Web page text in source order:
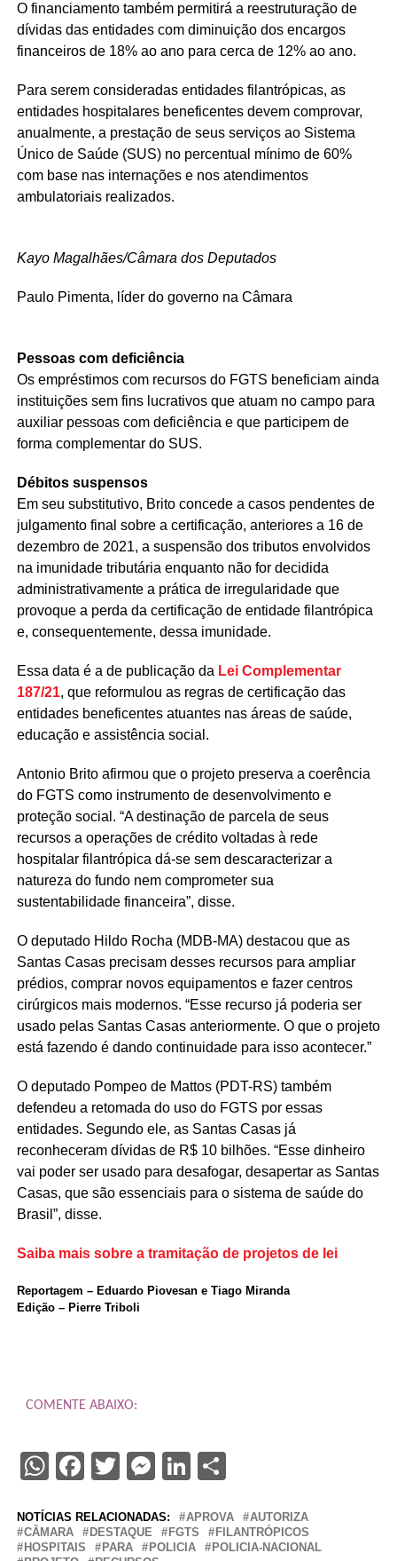
O financiamento também permitirá a reestruturação de
dívidas das entidades com diminuição dos encargos
financeiros de 18% ao ano para cerca de 12% ao ano.
Para serem consideradas entidades filantrópicas, as
entidades hospitalares beneficentes devem comprovar,
anualmente, a prestação de seus serviços ao Sistema
Único de Saúde (SUS) no percentual mínimo de 60%
com base nas internações e nos atendimentos
ambulatoriais realizados.
Kayo Magalhães/Câmara dos Deputados
Paulo Pimenta, líder do governo na Câmara
Pessoas com deficiência
Os empréstimos com recursos do FGTS beneficiam ainda
instituições sem fins lucrativos que atuam no campo para
auxiliar pessoas com deficiência e que participem de
forma complementar do SUS.
Débitos suspensos
Em seu substitutivo, Brito concede a casos pendentes de
julgamento final sobre a certificação, anteriores a 16 de
dezembro de 2021, a suspensão dos tributos envolvidos
na imunidade tributária enquanto não for decidida
administrativamente a prática de irregularidade que
provoque a perda da certificação de entidade filantrópica
e, consequentemente, dessa imunidade.
Essa data é a de publicação da Lei Complementar
187/21, que reformulou as regras de certificação das
entidades beneficentes atuantes nas áreas de saúde,
educação e assistência social.
Antonio Brito afirmou que o projeto preserva a coerência
do FGTS como instrumento de desenvolvimento e
proteção social. “A destinação de parcela de seus
recursos a operações de crédito voltadas à rede
hospitalar filantrópica dá-se sem descaracterizar a
natureza do fundo nem comprometer sua
sustentabilidade financeira”, disse.
O deputado Hildo Rocha (MDB-MA) destacou que as
Santas Casas precisam desses recursos para ampliar
prédios, comprar novos equipamentos e fazer centros
cirúrgicos mais modernos. “Esse recurso já poderia ser
usado pelas Santas Casas anteriormente. O que o projeto
está fazendo é dando continuidade para isso acontecer.”
O deputado Pompeo de Mattos (PDT-RS) também
defendeu a retomada do uso do FGTS por essas
entidades. Segundo ele, as Santas Casas já
reconheceram dívidas de R$ 10 bilhões. “Esse dinheiro
vai poder ser usado para desafogar, desapertar as Santas
Casas, que são essenciais para o sistema de saúde do
Brasil”, disse.
Saiba mais sobre a tramitação de projetos de lei
Reportagem – Eduardo Piovesan e Tiago Miranda
Edição – Pierre Triboli
COMENTE ABAIXO:
WhatsApp
Facebook
Twitter
Messenger
LinkedIn
Share
NOTÍCIAS RELACIONADAS: APROVA
AUTORIZA
CÂMARA
DESTAQUE FGTS
FILANTRÓPICOS
HOSPITAIS
PARA POLICIA
POLICIA-NACIONAL